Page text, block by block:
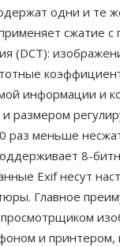
одни и те
сжатие с
(DCT):
информации и
размером
меньше
8-
Exif несут
Главное
и